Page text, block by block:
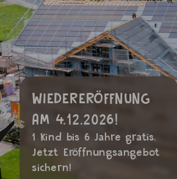
WIEDERERÖFFNUNG
AM 4.12.2026!
1 Kind bis 6 Jahre gratis.
Jetzt Eröffnungsangebot
sichern!